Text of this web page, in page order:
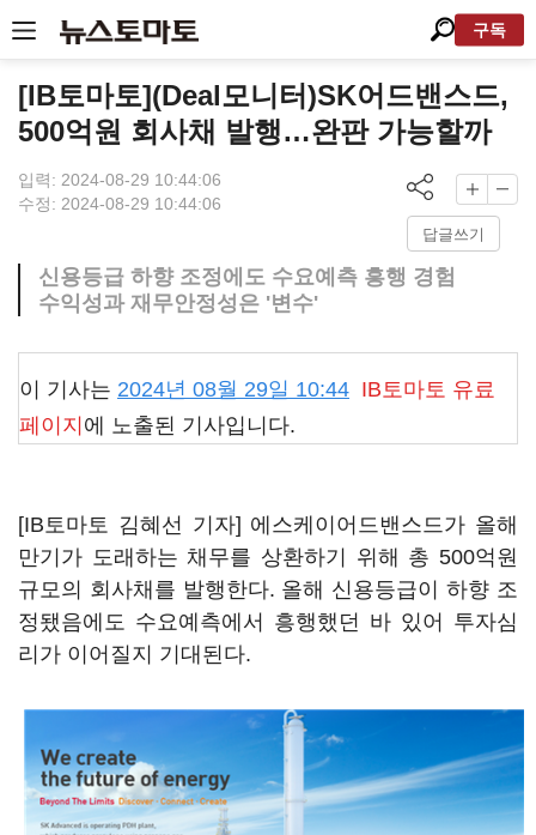
구독
[IB토마토](Deal모니터)SK어드밴스드,
500억원 회사채 발행…완판 가능할까
입력: 2024-08-29 10:44:06
수정: 2024-08-29 10:44:06
답글쓰기
신용등급 하향 조정에도 수요예측 흥행 경험
수익성과 재무안정성은 '변수'
이 기사는 2024년 08월 29일 10:44 IB토마토 유료
페이지 에 노출된 기사입니다.
[IB토마토 김혜선 기자] 에스케이어드밴스드가 올해
만기가 도래하는 채무를 상환하기 위해 총 500억원
규모의 회사채를 발행한다. 올해 신용등급이 하향 조
정됐음에도 수요예측에서 흥행했던 바 있어 투자심
리가 이어질지 기대된다.